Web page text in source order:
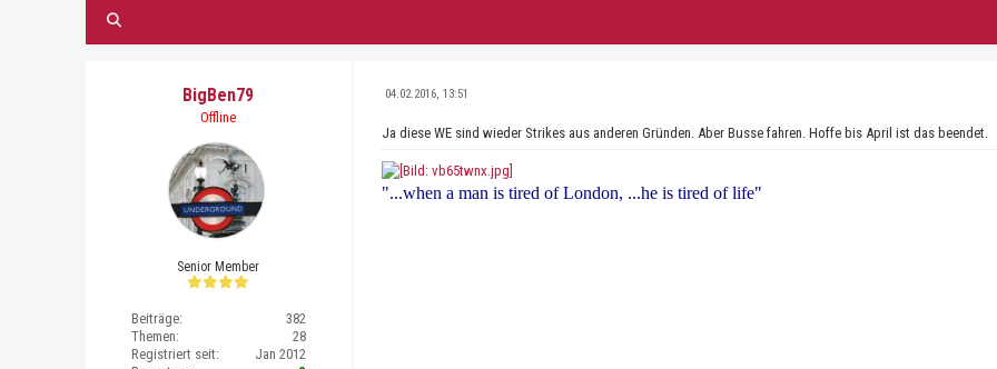
BigBen79
Offline
Senior Member
Beiträge:
382
Themen:
28
Registriert seit:
Jan 2012
04.02.2016, 13:51
Ja diese WE sind wieder Strikes aus anderen Gründen. Aber Busse fahren. Hoffe bis April ist das beendet.
"...when a man is tired of London, ...he is tired of life"